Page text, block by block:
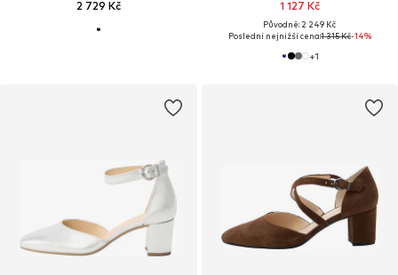
2 729 Kč 1 127 Kč
Původně: 2 249 Kč
Poslední nejnižší cena:1 315 Kč-14%
+1